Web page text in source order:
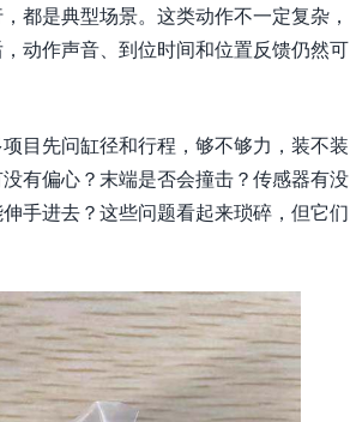
都是典型场景。这类动作不一定复杂，
动作声音、到位时间和位置反馈仍然可
目先问缸径和行程，够不够力，装不装
有偏心？末端是否会撞击？传感器有没
手进去？这些问题看起来琐碎，但它们